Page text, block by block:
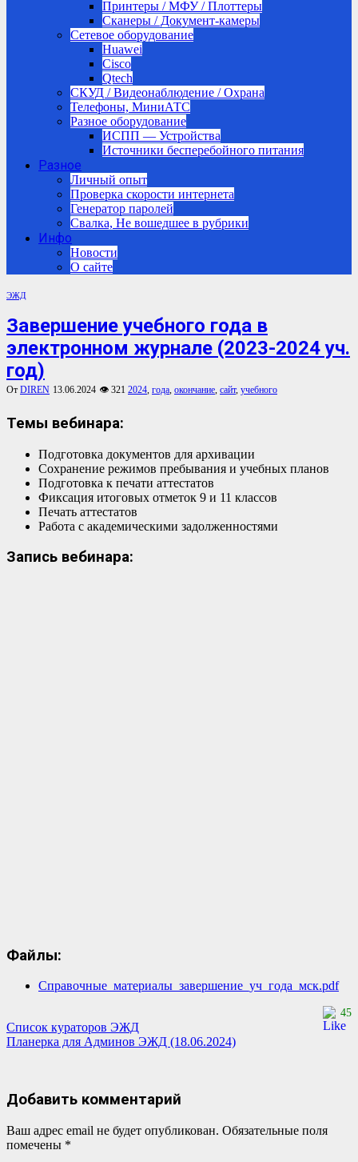
Принтеры / МФУ / Плоттеры
Сканеры / Документ-камеры
Сетевое оборудование
Huawei
Cisco
Qtech
СКУД / Видеонаблюдение / Охрана
Телефоны, МиниАТС
Разное оборудование
ИСПП — Устройства
Источники бесперебойного питания
Разное
Личный опыт
Проверка скорости интернета
Генератор паролей
Свалка, Не вошедшее в рубрики
Инфо
Новости
О сайте
ЭЖД
Завершение учебного года в
электронном журнале (2023-2024 уч.
год)
От DIREN 13.06.2024 👁 321 2024, года, окончание, сайт, учебного
Темы вебинара:
Подготовка документов для архивации
Сохранение режимов пребывания и учебных планов
Подготовка к печати аттестатов
Фиксация итоговых отметок 9 и 11 классов
Печать аттестатов
Работа с академическими задолженностями
Запись вебинара:
Файлы:
Справочные_материалы_завершение_уч_года_мск.pdf
45
Навигация
по
Список кураторов ЭЖД
Планерка для Админов ЭЖД (18.06.2024)
Добавить комментарий
Ваш адрес email не будет опубликован. Обязательные поля
помечены *